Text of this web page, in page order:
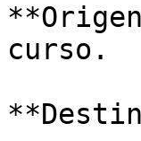
curso.